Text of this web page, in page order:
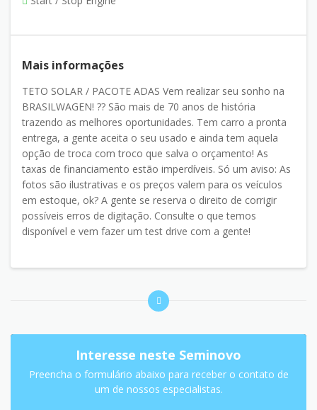
Mais informações
TETO SOLAR / PACOTE ADAS Vem realizar seu sonho na
BRASILWAGEN! ?? São mais de 70 anos de história
trazendo as melhores oportunidades. Tem carro a pronta
entrega, a gente aceita o seu usado e ainda tem aquela
opção de troca com troco que salva o orçamento! As
taxas de financiamento estão imperdíveis. Só um aviso: As
fotos são ilustrativas e os preços valem para os veículos
em estoque, ok? A gente se reserva o direito de corrigir
possíveis erros de digitação. Consulte o que temos
disponível e vem fazer um test drive com a gente!
Interesse neste Seminovo
Preencha o formulário abaixo para receber o contato de
um de nossos especialistas.